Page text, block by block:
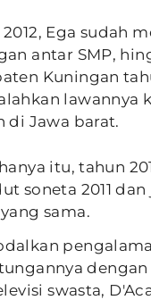
2012, Ega sudah
antar SMP,
Kuningan
lawannya
di Jawa barat.
itu, tahun
soneta 2011
sama.
swasta,